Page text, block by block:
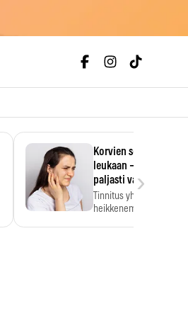
Korvien soiminen
leukaan – 47 349
paljasti vahvan
Tinnitus yhdistetään
heikkenemiseen.
›